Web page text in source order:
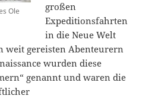
Ole
großen
Expeditionsfahrten
in die Neue Welt
weit gereisten Abenteurern
wurden diese
genannt und waren die